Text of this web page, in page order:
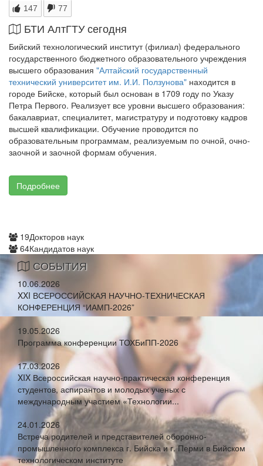
147 77
БТИ АлтГТУ сегодня
Бийский технологический институт (филиал) федерального
государственного бюджетного образовательного учреждения
высшего образования "Алтайский государственный
технический университет им. И.И. Ползунова" находится в
городе Бийске, который был основан в 1709 году по Указу
Петра Первого. Реализует все уровни высшего образования:
бакалавриат, специалитет, магистратуру и подготовку кадров
высшей квалификации. Обучение проводится по
образовательным программам, реализуемым по очной, очно-
заочной и заочной формам обучения.
Подробнее
19Докторов наук
64Кандидатов наук
СОБЫТИЯ
10.06.2026
XXI ВСЕРОССИЙСКАЯ НАУЧНО-ТЕХНИЧЕСКАЯ
КОНФЕРЕНЦИЯ “ИАМП-2026”
19.05.2026
Программа конференции ТОХБиПП-2026
17.03.2026
XIX Всероссийская научно-практическая конференция
студентов, аспирантов и молодых ученых с
международным участием «Технологии...
24.01.2026
Встреча родителей и представителей оборонно-
промышленного комплекса г. Бийска и г. Перми в Бийском
технологическом институте